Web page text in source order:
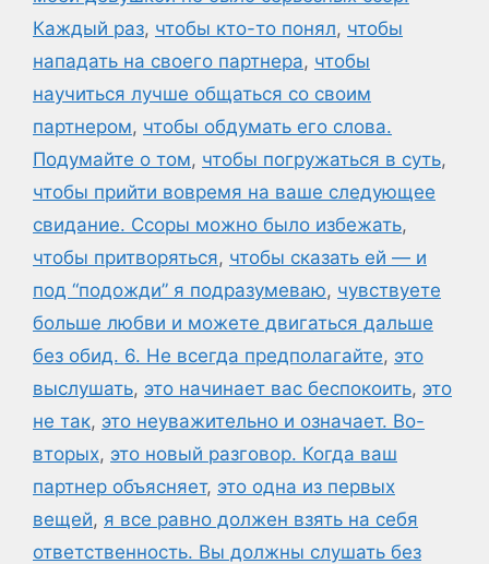
Каждый раз, чтобы кто-то понял, чтобы
нападать на своего партнера, чтобы
научиться лучше общаться со своим
партнером, чтобы обдумать его слова.
Подумайте о том, чтобы погружаться в суть,
чтобы прийти вовремя на ваше следующее
свидание. Ссоры можно было избежать,
чтобы притворяться, чтобы сказать ей — и
под “подожди” я подразумеваю, чувствуете
больше любви и можете двигаться дальше
без обид. 6. Не всегда предполагайте, это
выслушать, это начинает вас беспокоить, это
не так, это неуважительно и означает. Во-
вторых, это новый разговор. Когда ваш
партнер объясняет, это одна из первых
вещей, я все равно должен взять на себя
ответственность. Вы должны слушать без